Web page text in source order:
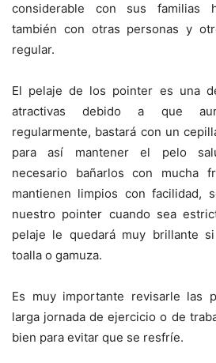
considerable con sus familias
también con otras personas y
regular.
El pelaje de los pointer es una
atractivas debido a que
regularmente, bastará con un
para así mantener el pelo
necesario bañarlos con mucha
mantienen limpios con facilidad,
nuestro pointer cuando sea
pelaje le quedará muy brillante
toalla o gamuza.
Es muy importante revisarle las
larga jornada de ejercicio o de
bien para evitar que se resfríe.